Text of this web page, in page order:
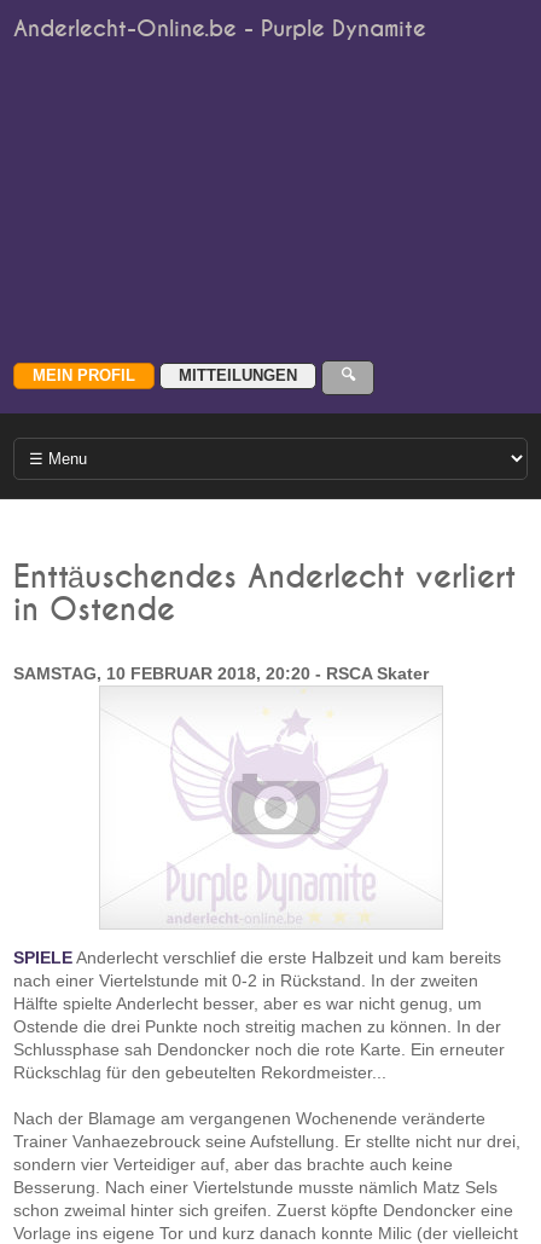
Anderlecht-Online.be - Purple Dynamite
Enttäuschendes Anderlecht verliert
in Ostende
SAMSTAG, 10 FEBRUAR 2018, 20:20 - RSCA Skater
SPIELEAnderlecht verschlief die erste Halbzeit und kam bereits
nach einer Viertelstunde mit 0-2 in Rückstand. In der zweiten
Hälfte spielte Anderlecht besser, aber es war nicht genug, um
Ostende die drei Punkte noch streitig machen zu können. In der
Schlussphase sah Dendoncker noch die rote Karte. Ein erneuter
Rückschlag für den gebeutelten Rekordmeister...
Nach der Blamage am vergangenen Wochenende veränderte
Trainer Vanhaezebrouck seine Aufstellung. Er stellte nicht nur drei,
sondern vier Verteidiger auf, aber das brachte auch keine
Besserung. Nach einer Viertelstunde musste nämlich Matz Sels
schon zweimal hinter sich greifen. Zuerst köpfte Dendoncker eine
Vorlage ins eigene Tor und kurz danach konnte Milic (der vielleicht